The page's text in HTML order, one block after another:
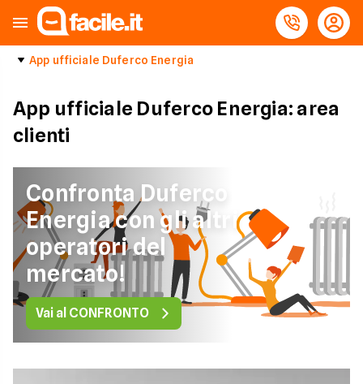
App ufficiale Duferco Energia
App ufficiale Duferco Energia: area
clienti
Confronta Duferco
Energia con gli altri
operatori del
mercato!
Vai al CONFRONTO